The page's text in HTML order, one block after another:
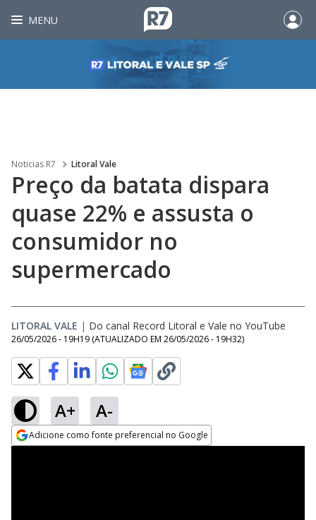
MENU
Noticias R7 Litoral Vale
Preço da batata dispara
quase 22% e assusta o
consumidor no
supermercado
LITORAL VALE | Do canal Record Litoral e Vale no YouTube
26/05/2026 - 19H19 (ATUALIZADO EM 26/05/2026 - 19H32)
A+ A-
Adicione como fonte preferencial no Google